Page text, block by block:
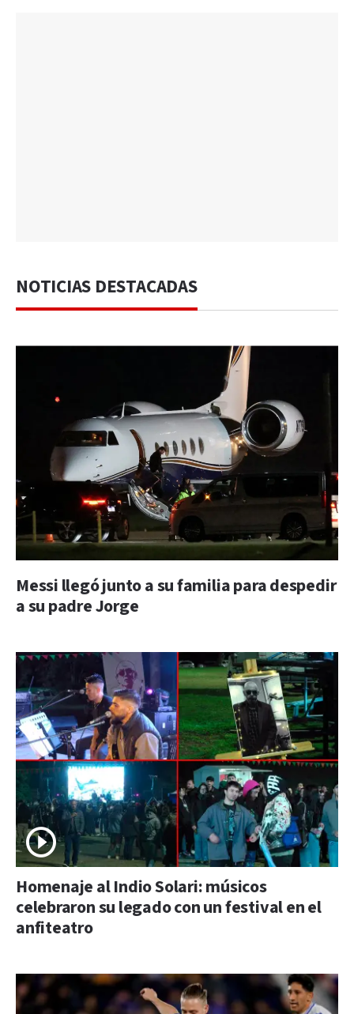
NOTICIAS DESTACADAS
Messi llegó junto a su familia para despedir
a su padre Jorge
Homenaje al Indio Solari: músicos
celebraron su legado con un festival en el
anfiteatro